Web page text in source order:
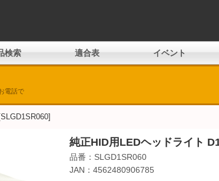
検索 適合表 イベント
電話で
純正HID用LEDヘッドライト
品番：SLGD1SR060
JAN：4562480906785